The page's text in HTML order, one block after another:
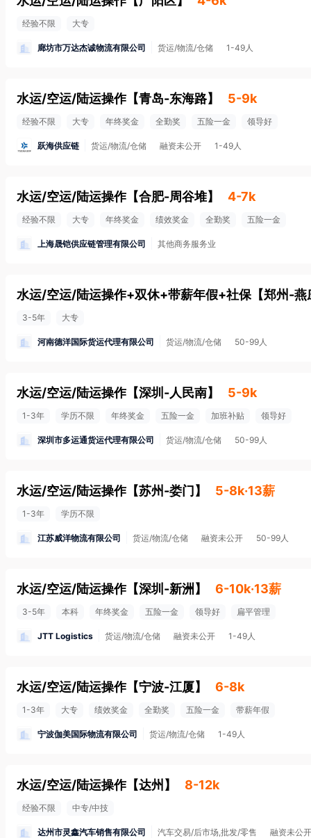
经验不限 大专
廊坊市万达杰诚物流有限公司 货运/物流/仓储 1-49人
水运/空运/陆运操作 【青岛-东海路】 5-9k
经验不限 大专 年终奖金 全勤奖 五险一金 领导好
跃海供应链 货运/物流/仓储 融资未公开 1-49人
水运/空运/陆运操作 【合肥-周谷堆】 4-7k
经验不限 大专 年终奖金 绩效奖金 全勤奖 五险一金
上海晟铠供应链管理有限公司 其他商务服务业
水运/空运/陆运操作+双休+带薪年假+社保 【郑州-燕
3-5年 大专
河南德洋国际货运代理有限公司 货运/物流/仓储 50-99人
水运/空运/陆运操作 【深圳-人民南】 5-9k
1-3年 学历不限 年终奖金 五险一金 加班补贴 领导好
深圳市多运通货运代理有限公司 货运/物流/仓储 50-99人
水运/空运/陆运操作 【苏州-娄门 】 5-8k·13薪
1-3年 学历不限
江苏威洋物流有限公司 货运/物流/仓储 融资未公开 50-99人
水运/空运/陆运操作 【深圳-新洲 】 6-10k·13薪
3-5年 本科 年终奖金 五险一金 领导好 扁平管理
JTT Logistics 货运/物流/仓储 融资未公开 1-49人
水运/空运/陆运操作 【宁波-江厦】 6-8k
1-3年 大专 绩效奖金 全勤奖 五险一金 带薪年假
宁波伽美国际物流有限公司 货运/物流/仓储 1-49人
水运/空运/陆运操作 【达州 】 8-12k
经验不限 中专/中技
达州市灵鑫汽车销售有限公司 汽车交易/后市场,批发/零售 融资未公开